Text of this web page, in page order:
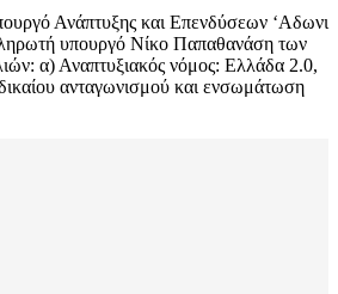
Ανάπτυξης και Επενδύσεων ‘Αδωνι
υπουργό Νίκο Παπαθανάση των
α) Αναπτυξιακός νόμος: Ελλάδα 2.0,
ανταγωνισμού και ενσωμάτωση